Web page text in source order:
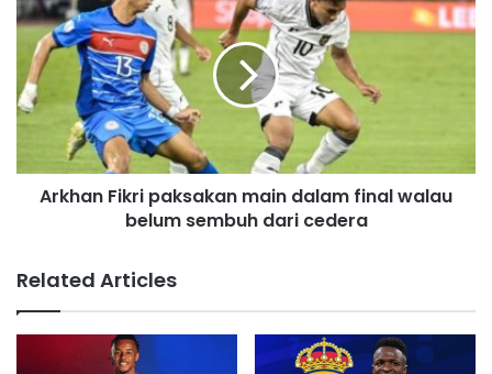
s
Arkhan Fikri paksakan main dalam final walau
belum sembuh dari cedera
Related Articles